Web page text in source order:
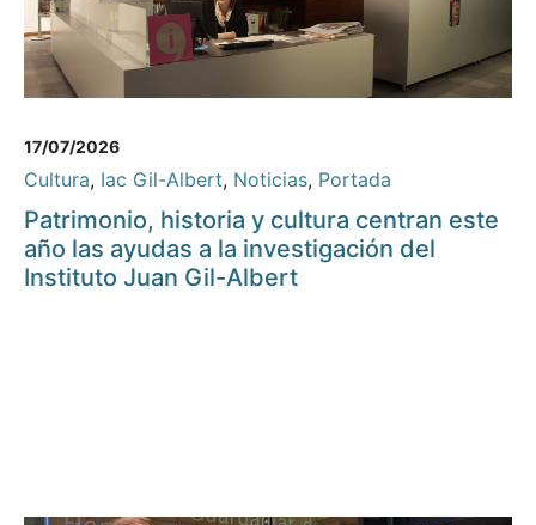
17/07/2026
Cultura, Iac Gil-Albert, Noticias, Portada
Patrimonio, historia y cultura centran este
año las ayudas a la investigación del
Instituto Juan Gil-Albert